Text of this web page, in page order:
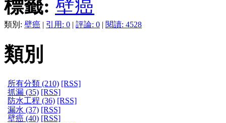
標籤: 壁癌
類別: 壁癌 | 引用: 0 | 評論: 0 | 閱讀: 4528
類別
所有分類 (210) [RSS]
抓漏 (35) [RSS]
防水工程 (36) [RSS]
漏水 (37) [RSS]
壁癌 (40) [RSS]